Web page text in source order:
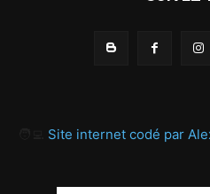
Site internet codé par